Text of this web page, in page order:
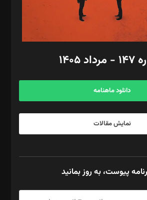
ثابت
برید‌
محمد‌ کاظمی‌نیا
۱۴۰۵
دانلود ماهنامه
نمایش مقالات
پیوست، به روز بمانید